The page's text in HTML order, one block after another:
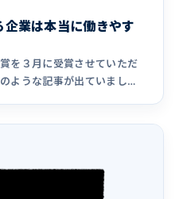
業は本当に働きやす
を３月に受賞させていただ
ような記事が出ていまし